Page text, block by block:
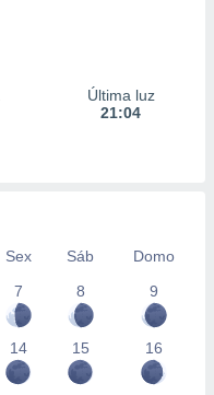
Última luz
21:04
Sex Sáb
Domo
7
8 9
14 15 16